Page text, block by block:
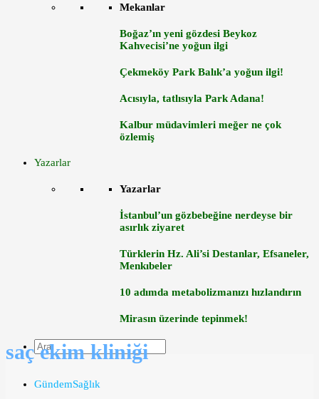
Mekanlar
Boğaz’ın yeni gözdesi Beykoz
Kahvecisi’ne yoğun ilgi
Çekmeköy Park Balık’a yoğun ilgi!
Acısıyla, tatlısıyla Park Adana!
Kalbur müdavimleri meğer ne çok
özlemiş
Yazarlar
Yazarlar
İstanbul’un gözbebeğine nerdeyse bir
asırlık ziyaret
Türklerin Hz. Ali’si Destanlar, Efsaneler,
Menkıbeler
10 adımda metabolizmanızı hızlandırın
Mirasın üzerinde tepinmek!
saç ekim kliniği
GündemSağlık